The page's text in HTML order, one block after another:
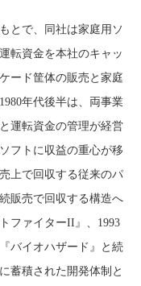
とで、同社は家庭用ソ
転資金を本社のキャッ
ード筐体の販売と家庭
年代後半は、両事業
運転資金の管理が経営
フトに収益の重心が移
上で回収する従来のパ
販売で回収する構造へ
ファイターII』、1993
バイオハザード』と続
蓄積された開発体制と